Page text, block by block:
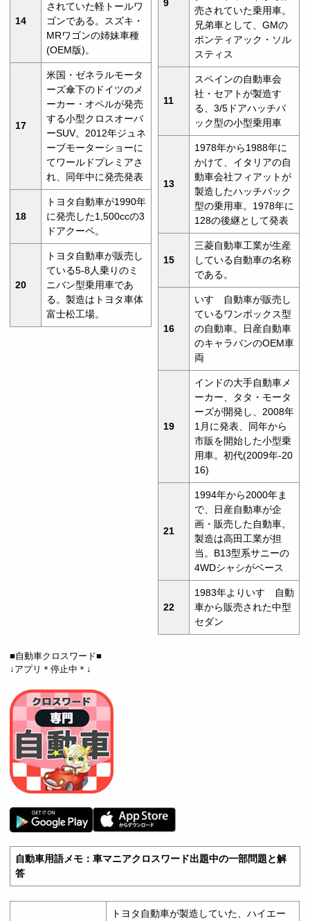
14
されていた軽トールワ
ゴンである。スズキ・
MRワゴンの姉妹車種
(OEM版)。
17
米国・ゼネラルモータ
ーズ傘下のドイツのメ
ーカー・オペルが発売
する小型クロスオーバ
ーSUV。2012年ジュネ
ーブモーターショーに
てワールドプレミアさ
れ、同年中に発売発表
18
トヨタ自動車が1990年
に発売した1,500ccの3
ドアクーペ。
20
トヨタ自動車が販売し
ている5-8人乗りのミ
ニバン型乗用車であ
る。製造はトヨタ車体
富士松工場。
9
売されていた乗用車。
兄弟車として、GMの
ポンティアック・ソル
スティス
11
スペインの自動車会
社・セアトが製造す
る、3/5ドアハッチバ
ック型の小型乗用車
13
1978年から1988年に
かけて、イタリアの自
動車会社フィアットが
製造したハッチバック
型の乗用車。1978年に
128の後継として発表
15
三菱自動車工業が生産
している自動車の名称
である。
16
いすゞ自動車が販売し
ているワンボックス型
の自動車。日産自動車
のキャラバンのOEM車
両
19
インドの大手自動車メ
ーカー、タタ・モータ
ーズが開発し、2008年
1月に発表、同年から
市販を開始した小型乗
用車。初代(2009年-20
16)
21
1994年から2000年ま
で、日産自動車が企
画・販売した自動車。
製造は高田工業が担
当。B13型系サニーの
4WDシャシがベース
22
1983年よりいすゞ自動
車から販売された中型
セダン
■自動車クロスワード■
↓アプリ＊停止中＊↓
自動車用語メモ：車マニアクロスワード出題中の一部問題と解
答
トヨタ自動車が製造していた、ハイエー